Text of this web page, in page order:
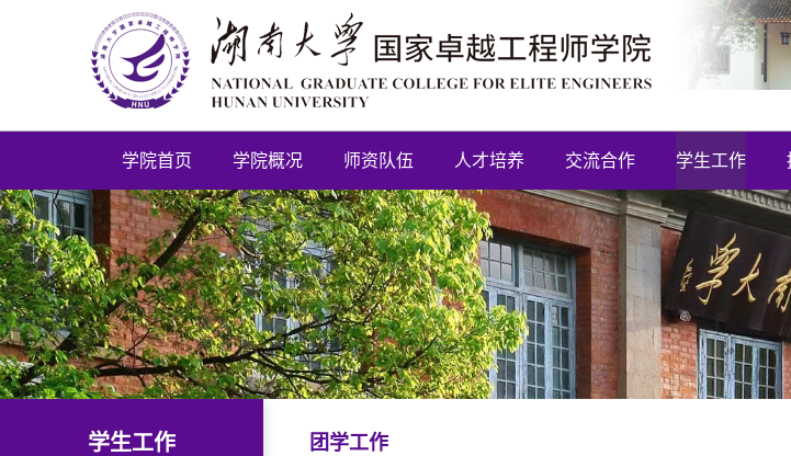
学院首页 学院概况 师资队伍 人才培养 交流合作 学生工作
学生工作 团学工作